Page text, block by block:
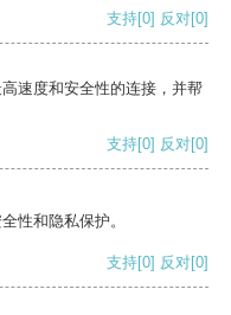
支持[0] 反对[0]
速度和安全性的连接，并帮
支持[0] 反对[0]
性和隐私保护。
支持[0] 反对[0]